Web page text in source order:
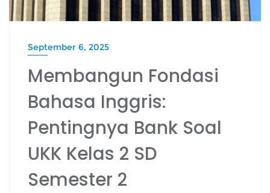
September 6, 2025
Membangun Fondasi
Bahasa Inggris:
Pentingnya Bank Soal
UKK Kelas 2 SD
Semester 2